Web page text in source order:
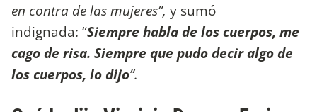
en contra de las mujeres”, y sumó
indignada: “Siempre habla de los cuerpos, me
cago de risa. Siempre que pudo decir algo de
los cuerpos, lo dijo”.